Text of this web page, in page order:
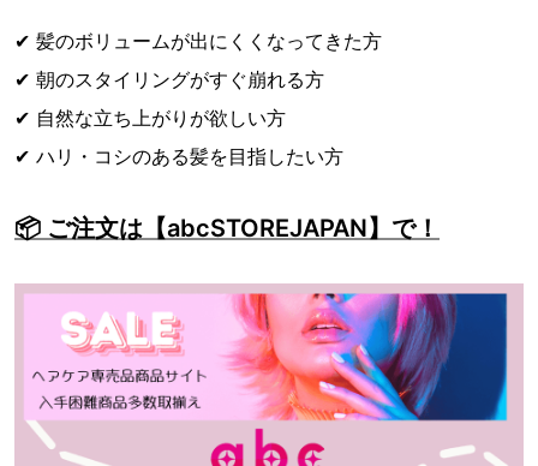
✔ 髪のボリュームが出にくくなってきた方
✔ 朝のスタイリングがすぐ崩れる方
✔ 自然な立ち上がりが欲しい方
✔ ハリ・コシのある髪を目指したい方
📦 ご注文は【abcSTOREJAPAN】で！